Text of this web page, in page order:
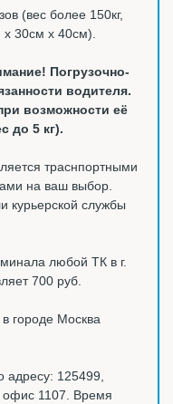
(вес более 150кг,
30см х 40см).
Погрузочно-
водителя.
возможности её
до 5 кг).
траснпортными
на ваш выбор.
курьерской службы
любой ТК в г.
700 руб.
городе Москва
адресу: 125499,
офис 1107. Время